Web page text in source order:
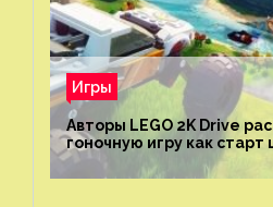
Игры
Авторы LEGO 2K Drive
гоночную игру как